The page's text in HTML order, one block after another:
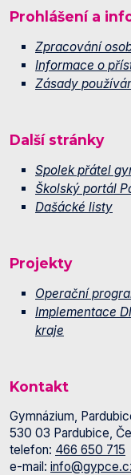
Prohlášení a
Zpracování
Informace o
Zásady
Další stránky
Spolek přátel
Školský portál
Dašácké listy
Projekty
Operační
Implementace
kraje
Kontakt
Gymnázium,
530 03 Pardubice,
telefon: 466 650 715
e-mail: